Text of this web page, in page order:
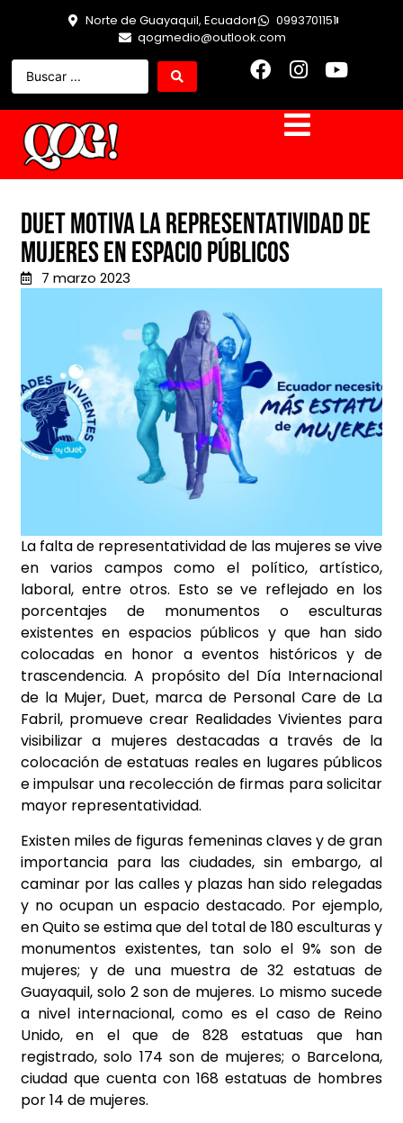
Norte de Guayaquil, Ecuador
0993701151
qogmedio@outlook.com
Duet motiva la representatividad de
mujeres en espacio públicos
7 marzo 2023
La falta de representatividad de las mujeres se vive
en varios campos como el político, artístico,
laboral, entre otros. Esto se ve reflejado en los
porcentajes de monumentos o esculturas
existentes en espacios públicos y que han sido
colocadas en honor a eventos históricos y de
trascendencia. A propósito del Día Internacional
de la Mujer, Duet, marca de Personal Care de La
Fabril, promueve crear Realidades Vivientes para
visibilizar a mujeres destacadas a través de la
colocación de estatuas reales en lugares públicos
e impulsar una recolección de firmas para solicitar
mayor representatividad.
Existen miles de figuras femeninas claves y de gran
importancia para las ciudades, sin embargo, al
caminar por las calles y plazas han sido relegadas
y no ocupan un espacio destacado. Por ejemplo,
en Quito se estima que del total de 180 esculturas y
monumentos existentes, tan solo el 9% son de
mujeres; y de una muestra de 32 estatuas de
Guayaquil, solo 2 son de mujeres. Lo mismo sucede
a nivel internacional, como es el caso de Reino
Unido, en el que de 828 estatuas que han
registrado, solo 174 son de mujeres; o Barcelona,
ciudad que cuenta con 168 estatuas de hombres
por 14 de mujeres.